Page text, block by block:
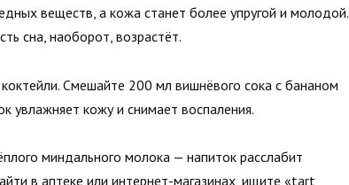
веществ, а кожа станет более упругой и молодой.
сна, наоборот, возрастёт.
Смешайте 200 мл вишнёвого сока с бананом
увлажняет кожу и снимает воспаления.
миндального молока — напиток расслабит
в аптеке или интернет-магазинах, ищите «tart